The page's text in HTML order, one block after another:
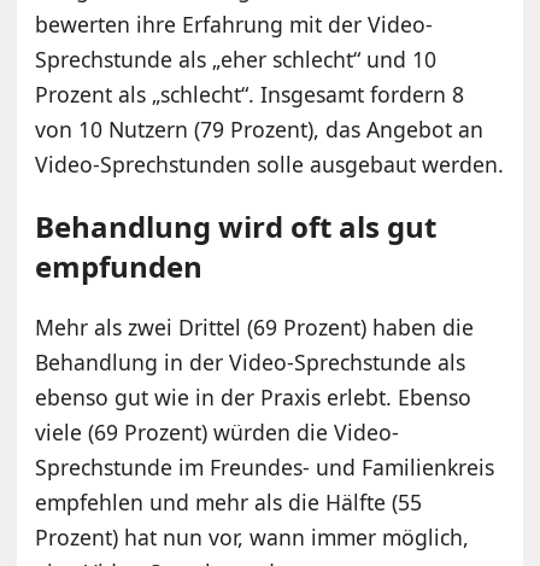
bewerten ihre Erfahrung mit der Video-
Sprechstunde als „eher schlecht“ und 10
Prozent als „schlecht“. Insgesamt fordern 8
von 10 Nutzern (79 Prozent), das Angebot an
Video-Sprechstunden solle ausgebaut werden.
Behandlung wird oft als gut
empfunden
Mehr als zwei Drittel (69 Prozent) haben die
Behandlung in der Video-Sprechstunde als
ebenso gut wie in der Praxis erlebt. Ebenso
viele (69 Prozent) würden die Video-
Sprechstunde im Freundes- und Familienkreis
empfehlen und mehr als die Hälfte (55
Prozent) hat nun vor, wann immer möglich,